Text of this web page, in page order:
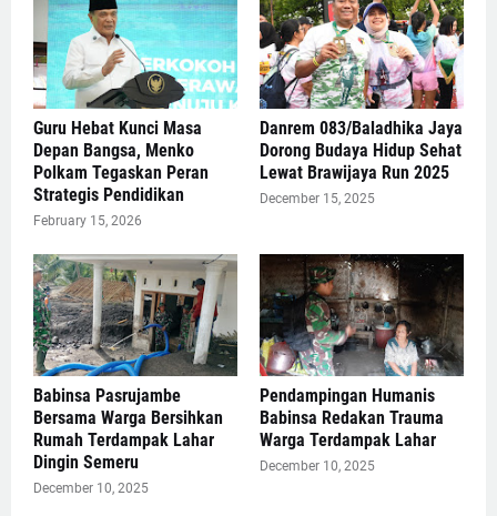
Guru Hebat Kunci Masa
Depan Bangsa, Menko
Polkam Tegaskan Peran
Strategis Pendidikan
February 15, 2026
Danrem 083/Baladhika Jaya
Dorong Budaya Hidup Sehat
Lewat Brawijaya Run 2025
December 15, 2025
Babinsa Pasrujambe
Bersama Warga Bersihkan
Rumah Terdampak Lahar
Dingin Semeru
December 10, 2025
Pendampingan Humanis
Babinsa Redakan Trauma
Warga Terdampak Lahar
December 10, 2025